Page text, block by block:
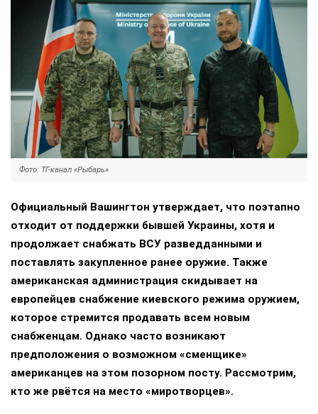
Фото: ТГ-канал «Рыбарь»
Официальный Вашингтон утверждает, что поэтапно
отходит от поддержки бывшей Украины, хотя и
продолжает снабжать ВСУ разведданными и
поставлять закупленное ранее оружие. Также
американская администрация скидывает на
европейцев снабжение киевского режима оружием,
которое стремится продавать всем новым
снабженцам. Однако часто возникают
предположения о возможном «сменщике»
американцев на этом позорном посту. Рассмотрим,
кто же рвётся на место «миротворцев».